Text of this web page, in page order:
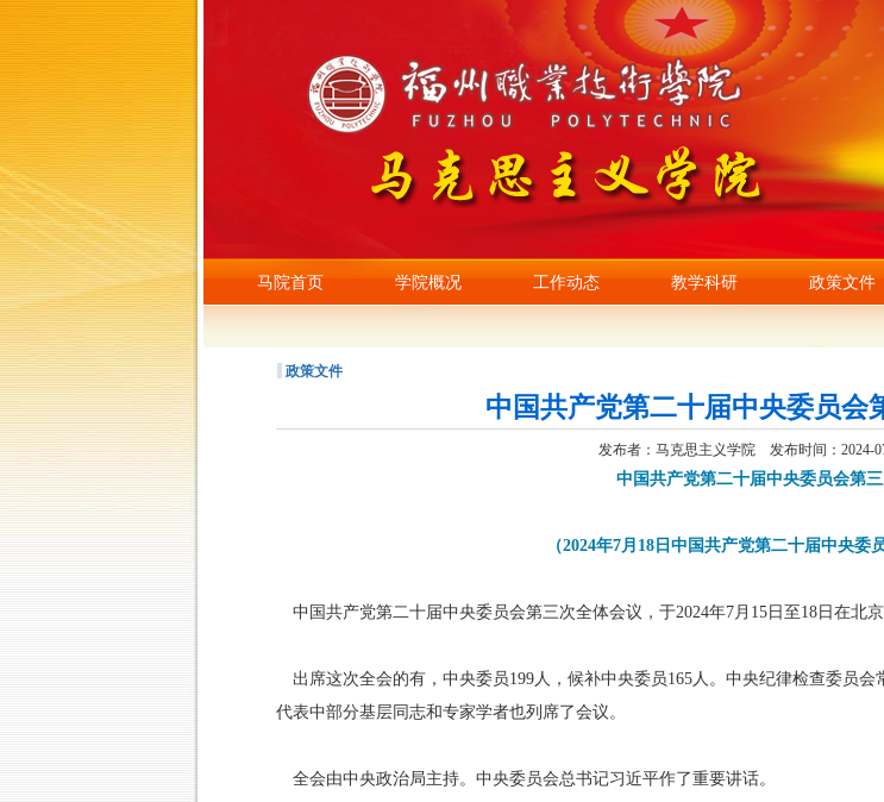
马院首页 学院概况 工作动态 教学科研 政策文件
政策文件
中国共产党第二十届中央委员会
发布者：马克思主义学院 发布时间：2024-
中国共产党第二十届中央委员会第
（2024年7月18日中国共产党第二十届中央委
中国共产党第二十届中央委员会第三次全体会议，于2024年7月15日至18日在北京
出席这次全会的有，中央委员199人，候补中央委员165人。中央纪律检查委员
代表中部分基层同志和专家学者也列席了会议。
全会由中央政治局主持。中央委员会总书记习近平作了重要讲话。